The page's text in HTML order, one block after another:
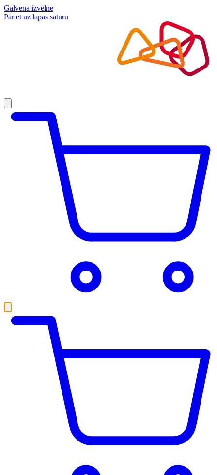
Galvenā izvēlne
Pāriet uz lapas saturu